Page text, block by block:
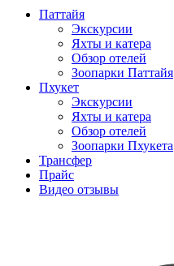
Паттайя
Экскурсии
Яхты и катера
Обзор отелей
Зоопарки Паттайя
Пхукет
Экскурсии
Яхты и катера
Обзор отелей
Зоопарки Пхукета
Трансфер
Прайс
Видео отзывы